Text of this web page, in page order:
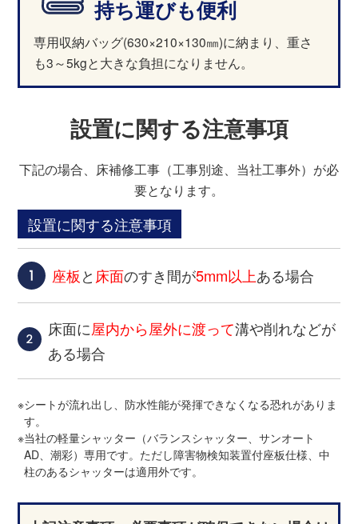
持ち運びも便利
専用収納バッグ(630×210×130㎜)に納まり、重さ
も3～5kgと大きな負担になりません。
設置に関する注意事項
下記の場合、床補修工事（工事別途、当社工事外）が必
要となります。
設置に関する注意事項
座板と 床面のすき間が5mm以上ある場合
床面に屋内から屋外に渡って溝や削れなどが
ある場合
※シートが流れ出し、防水性能が発揮できなくなる恐れがありま
す。
※当社の軽量シャッター（バランスシャッター、サンオート
AD、潮彩）専用です。ただし障害物検知装置付座板仕様、中
柱のあるシャッターは適用外です。